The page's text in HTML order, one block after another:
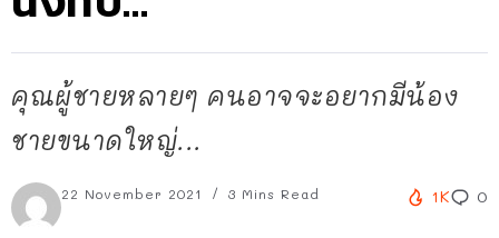
คุณผู้ชายหลายๆ คนอาจจะอยากมีน้อง
ชายขนาดใหญ่...
22 November 2021 3 Mins Read 1K 0